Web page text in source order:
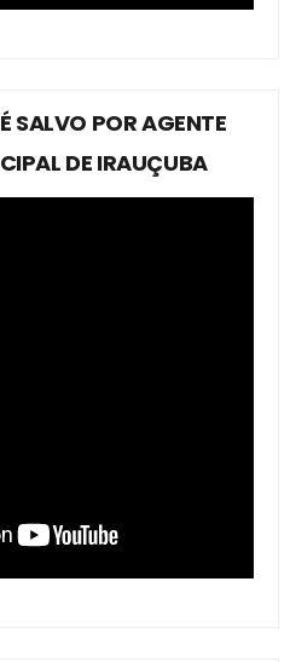
SALVO POR AGENTE
DE IRAUÇUBA